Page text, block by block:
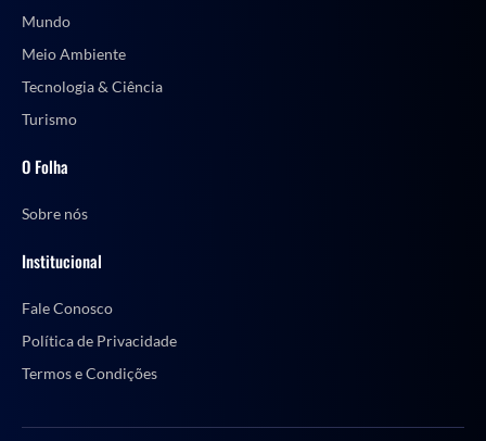
Mundo
Meio Ambiente
Tecnologia & Ciência
Turismo
O Folha
Sobre nós
Institucional
Fale Conosco
Política de Privacidade
Termos e Condições